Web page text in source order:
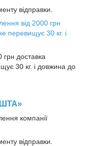
відправки.
від 2000 грн
перевищує 30 кг. і
грн доставка
30 кг. і довжина до
компанії
відправки.